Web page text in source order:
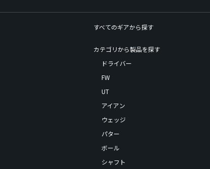
すべてのギアから探す
カテゴリから製品を探す
ドライバー
FW
UT
アイアン
ウェッジ
パター
ボール
シャフト